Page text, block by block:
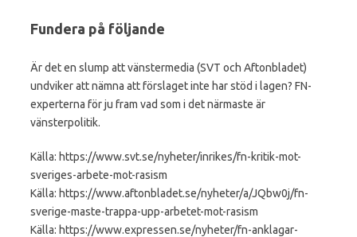
Fundera på följande
Är det en slump att vänstermedia (SVT och Aftonbladet)
undviker att nämna att förslaget inte har stöd i lagen? FN-
experterna för ju fram vad som i det närmaste är
vänsterpolitik.
Källa: https://www.svt.se/nyheter/inrikes/fn-kritik-mot-
sveriges-arbete-mot-rasism
Källa: https://www.aftonbladet.se/nyheter/a/JQbw0j/fn-
sverige-maste-trappa-upp-arbetet-mot-rasism
Källa: https://www.expressen.se/nyheter/fn-anklagar-